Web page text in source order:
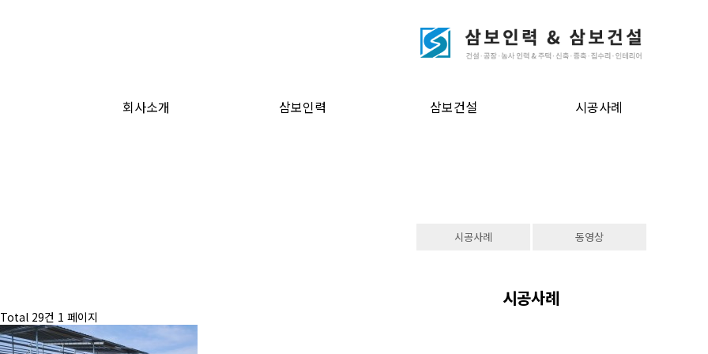
회사소개 삼보인력 삼보건설
시공사례
시공사례 동영상
시공사례
Total 29건 1 페이지